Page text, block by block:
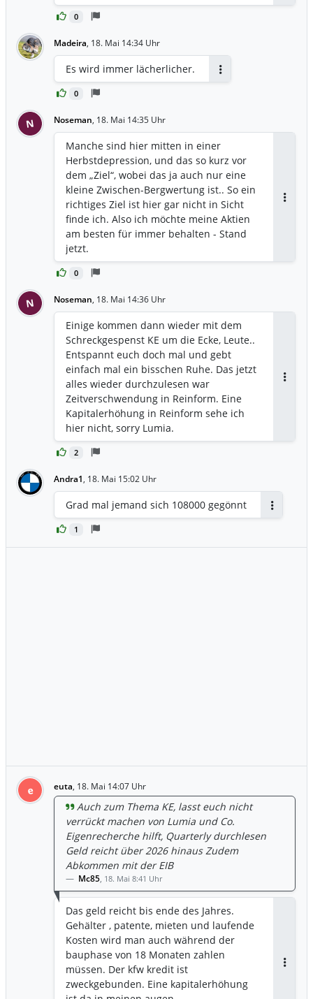
0
Madeira, 18. Mai 14:34 Uhr
0
Es wird immer lächerlicher.
N Noseman, 18. Mai 14:35 Uhr
0
Manche sind hier mitten in einer
Herbstdepression, und das so kurz vor
dem „Ziel“, wobei das ja auch nur eine
kleine Zwischen-Bergwertung ist.. So ein
richtiges Ziel ist hier gar nicht in Sicht
finde ich. Also ich möchte meine Aktien
am besten für immer behalten - Stand
jetzt.
N Noseman, 18. Mai 14:36 Uhr
2
Einige kommen dann wieder mit dem
Schreckgespenst KE um die Ecke, Leute..
Entspannt euch doch mal und gebt
einfach mal ein bisschen Ruhe. Das jetzt
alles wieder durchzulesen war
Zeitverschwendung in Reinform. Eine
Kapitalerhöhung in Reinform sehe ich
hier nicht, sorry Lumia.
Andra1, 18. Mai 15:02 Uhr
1
Grad mal jemand sich 108000 gegönnt
e euta, 18. Mai 14:07 Uhr
Auch zum Thema KE, lasst euch nicht
verrückt machen von Lumia und Co.
Eigenrecherche hilft, Quarterly durchlesen
Geld reicht über 2026 hinaus Zudem
Abkommen mit der EIB
Mc85, 18. Mai 8:41 Uhr
Das geld reicht bis ende des Jahres.
Gehälter , patente, mieten und laufende
Kosten wird man auch während der
bauphase von 18 Monaten zahlen
müssen. Der kfw kredit ist
zweckgebunden. Eine kapitalerhöhung